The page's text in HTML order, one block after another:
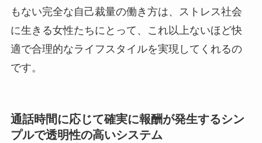
もない完全な自己裁量の働き方は、ストレス社会
に生きる女性たちにとって、これ以上ないほど快
適で合理的なライフスタイルを実現してくれるの
です。
通話時間に応じて確実に報酬が発生するシン
プルで透明性の高いシステム